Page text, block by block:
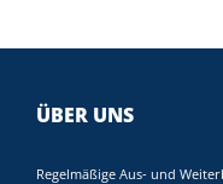
ÜBER UNS
Regelmäßige Aus- und